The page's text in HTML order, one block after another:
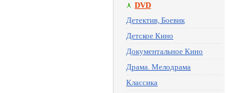
DVD
Детектив, Боевик
Детское Кино
Документальное Кино
Драма. Мелодрама
Классика